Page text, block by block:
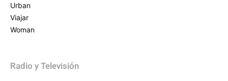
Urban
Viajar
Woman
Radio y Televisión